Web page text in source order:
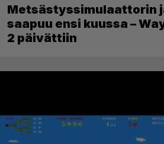
Metsästyssimulaattorin
saapuu ensi kuussa –
2 päivättiin